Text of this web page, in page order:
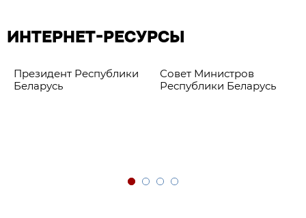
ИНТЕРНЕТ-РЕСУРСЫ
Президент Республики
Беларусь
Совет Министров
Республики Беларусь